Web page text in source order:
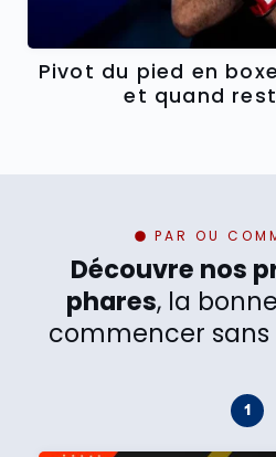
Pivot du pied en
et quand
PAR OU
Découvre nos
phares, la
commencer sans